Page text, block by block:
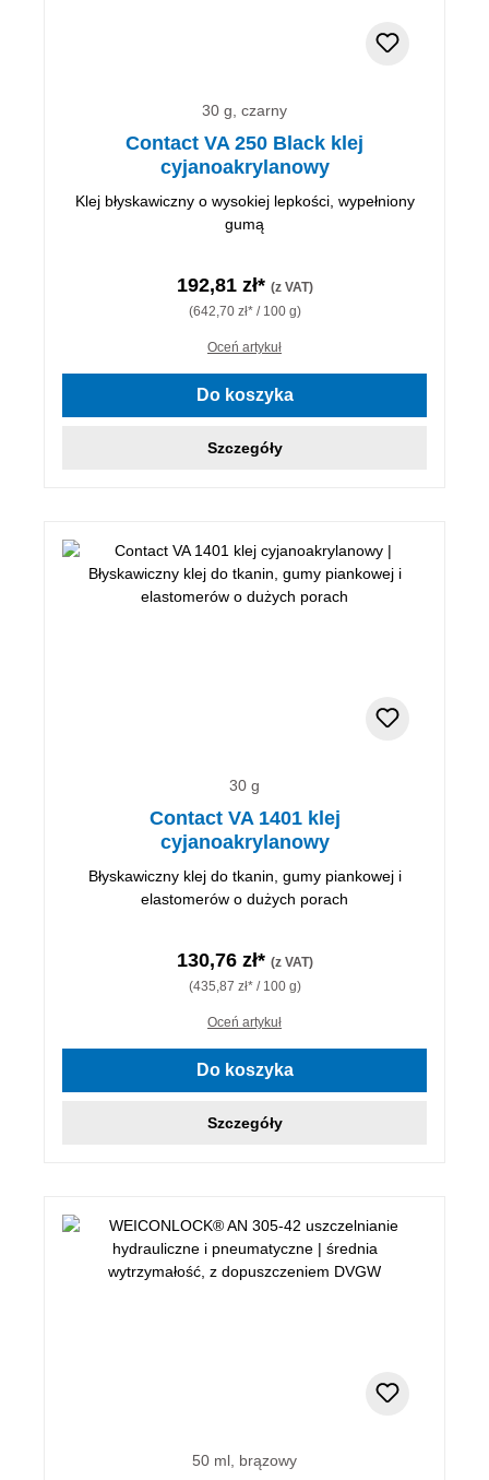
30 g, czarny
Contact VA 250 Black klej
cyjanoakrylanowy
Klej błyskawiczny o wysokiej lepkości, wypełniony
gumą
192,81 zł* (z VAT)
(642,70 zł* / 100 g)
Oceń artykuł
Do koszyka
Szczegóły
30 g
Contact VA 1401 klej
cyjanoakrylanowy
Błyskawiczny klej do tkanin, gumy piankowej i
elastomerów o dużych porach
130,76 zł* (z VAT)
(435,87 zł* / 100 g)
Oceń artykuł
Do koszyka
Szczegóły
50 ml, brązowy